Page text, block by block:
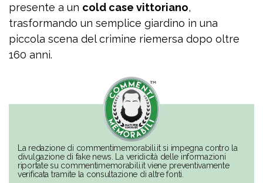
presente a un cold case vittoriano,
trasformando un semplice giardino in una
piccola scena del crimine riemersa dopo oltre
160 anni.
La redazione di commentimemorabili.it si impegna contro la
divulgazione di fake news. La veridicità delle informazioni
riportate su commentimemorabili.it viene preventivamente
verificata tramite la consultazione di altre fonti.